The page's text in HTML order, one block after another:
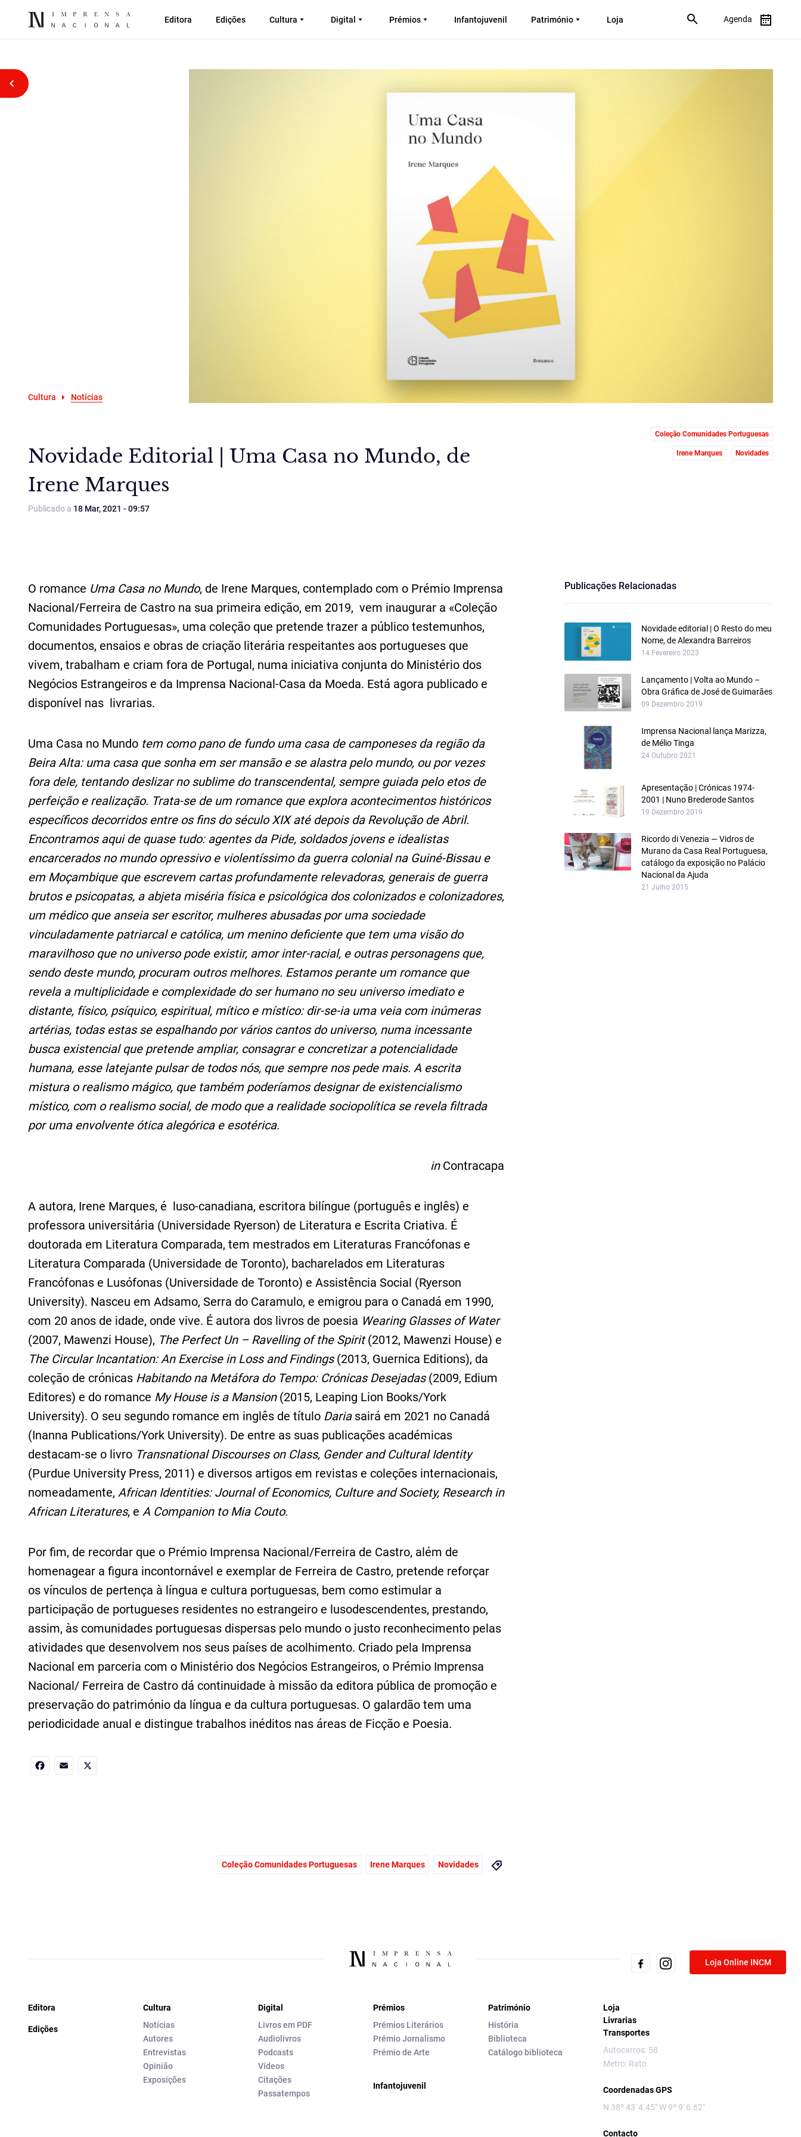
Editora Edições Cultura Digital Prémios Infantojuvenil Património Loja Agenda
Voltar atrás
Cultura Notícias
Novidade Editorial | Uma Casa no Mundo, de
Irene Marques
Publicado a 18 Mar, 2021 - 09:57
Coleção Comunidades Portuguesas
Irene Marques Novidades
O romance Uma Casa no Mundo, de Irene Marques, contemplado com o Prémio Imprensa
Nacional/Ferreira de Castro na sua primeira edição, em 2019, vem inaugurar a «Coleção
Comunidades Portuguesas», uma coleção que pretende trazer a público testemunhos,
documentos, ensaios e obras de criação literária respeitantes aos portugueses que
vivem, trabalham e criam fora de Portugal, numa iniciativa conjunta do Ministério dos
Negócios Estrangeiros e da Imprensa Nacional-Casa da Moeda. Está agora publicado e
disponível nas livrarias.
Uma Casa no Mundo tem como pano de fundo uma casa de camponeses da região da
Beira Alta: uma casa que sonha em ser mansão e se alastra pelo mundo, ou por vezes
fora dele, tentando deslizar no sublime do transcendental, sempre guiada pelo etos de
perfeição e realização. Trata-se de um romance que explora acontecimentos históricos
específicos decorridos entre os fins do século XIX até depois da Revolução de Abril.
Encontramos aqui de quase tudo: agentes da Pide, soldados jovens e idealistas
encarcerados no mundo opressivo e violentíssimo da guerra colonial na Guiné-Bissau e
em Moçambique que escrevem cartas profundamente relevadoras, generais de guerra
brutos e psicopatas, a abjeta miséria física e psicológica dos colonizados e colonizadores,
um médico que anseia ser escritor, mulheres abusadas por uma sociedade
vinculadamente patriarcal e católica, um menino deficiente que tem uma visão do
maravilhoso que no universo pode existir, amor inter-racial, e outras personagens que,
sendo deste mundo, procuram outros melhores. Estamos perante um romance que
revela a multiplicidade e complexidade do ser humano no seu universo imediato e
distante, físico, psíquico, espiritual, mítico e místico: dir-se-ia uma veia com inúmeras
artérias, todas estas se espalhando por vários cantos do universo, numa incessante
busca existencial que pretende ampliar, consagrar e concretizar a potencialidade
humana, esse latejante pulsar de todos nós, que sempre nos pede mais. A escrita
mistura o realismo mágico, que também poderíamos designar de existencialismo
místico, com o realismo social, de modo que a realidade sociopolítica se revela filtrada
por uma envolvente ótica alegórica e esotérica.
in Contracapa
A autora, Irene Marques, é luso-canadiana, escritora bilíngue (português e inglês) e
professora universitária (Universidade Ryerson) de Literatura e Escrita Criativa. É
doutorada em Literatura Comparada, tem mestrados em Literaturas Francófonas e
Literatura Comparada (Universidade de Toronto), bacharelados em Literaturas
Francófonas e Lusófonas (Universidade de Toronto) e Assistência Social (Ryerson
University). Nasceu em Adsamo, Serra do Caramulo, e emigrou para o Canadá em 1990,
com 20 anos de idade, onde vive. É autora dos livros de poesia Wearing Glasses of Water
(2007, Mawenzi House), The Perfect Un – Ravelling of the Spirit(2012, Mawenzi House) e
The Circular Incantation: An Exercise in Loss and Findings(2013, Guernica Editions), da
coleção de crónicas Habitando na Metáfora do Tempo: Crónicas Desejadas(2009, Edium
Editores) e do romance My House is a Mansion(2015, Leaping Lion Books/York
University). O seu segundo romance em inglês de título Dariasairá em 2021 no Canadá
(Inanna Publications/York University). De entre as suas publicações académicas
destacam-se o livro Transnational Discourses on Class, Gender and Cultural Identity
(Purdue University Press, 2011) e diversos artigos em revistas e coleções internacionais,
nomeadamente, African Identities: Journal of Economics, Culture and Society, Research in
African Literatures, e A Companion to Mia Couto.
Por fim, de recordar que o Prémio Imprensa Nacional/Ferreira de Castro, além de
homenagear a figura incontornável e exemplar de Ferreira de Castro, pretende reforçar
os vínculos de pertença à língua e cultura portuguesas, bem como estimular a
participação de portugueses residentes no estrangeiro e lusodescendentes, prestando,
assim, às comunidades portuguesas dispersas pelo mundo o justo reconhecimento pelas
atividades que desenvolvem nos seus países de acolhimento. Criado pela Imprensa
Nacional em parceria com o Ministério dos Negócios Estrangeiros, o Prémio Imprensa
Nacional/ Ferreira de Castro dá continuidade à missão da editora pública de promoção e
preservação do património da língua e da cultura portuguesas. O galardão tem uma
periodicidade anual e distingue trabalhos inéditos nas áreas de Ficção e Poesia.
Publicações Relacionadas
Novidade editorial | O Resto do meu
Nome, de Alexandra Barreiros
14 Fevereiro 2023
Lançamento | Volta ao Mundo –
Obra Gráfica de José de Guimarães
09 Dezembro 2019
Imprensa Nacional lança Marizza,
de Mélio Tinga
24 Outubro 2021
Apresentação | Crónicas 1974-
2001 | Nuno Brederode Santos
19 Dezembro 2019
Ricordo di Venezia — Vidros de
Murano da Casa Real Portuguesa,
catálogo da exposição no Palácio
Nacional da Ajuda
21 Julho 2015
Coleção Comunidades Portuguesas Irene Marques Novidades
Loja Online INCM
Editora
Edições
Cultura
Notícias
Autores
Entrevistas
Opinião
Exposições
Digital
Livros em PDF
Audiolivros
Podcasts
Vídeos
Citações
Passatempos
Prémios
Prémios Literários
Prémio Jornalismo
Prémio de Arte
Infantojuvenil
Património
História
Biblioteca
Catálogo biblioteca
Loja
Livrarias
Transportes
Autocarros: 58
Metro: Rato
Coordenadas GPS
N 38º 43' 4.45" W 9º 9' 6.62"
Contacto